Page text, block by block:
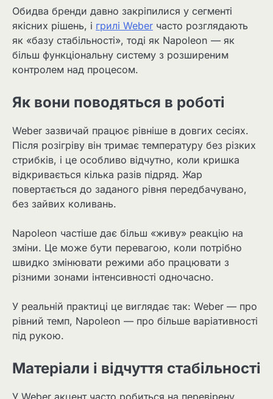
Обидва бренди давно закріпилися у сегменті
якісних рішень, і грилі Weber часто розглядають
як «базу стабільності», тоді як Napoleon — як
більш функціональну систему з розширеним
контролем над процесом.
Як вони поводяться в роботі
Weber зазвичай працює рівніше в довгих сесіях.
Після розігріву він тримає температуру без різких
стрибків, і це особливо відчутно, коли кришка
відкривається кілька разів підряд. Жар
повертається до заданого рівня передбачувано,
без зайвих коливань.
Napoleon частіше дає більш «живу» реакцію на
зміни. Це може бути перевагою, коли потрібно
швидко змінювати режими або працювати з
різними зонами інтенсивності одночасно.
У реальній практиці це виглядає так: Weber — про
рівний темп, Napoleon — про більше варіативності
під рукою.
Матеріали і відчуття стабільності